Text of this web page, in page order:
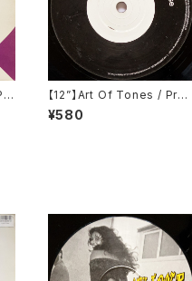
【12”】Art Of Tones / Prai
se (20:20 Vision) (VIS14
2)
¥580